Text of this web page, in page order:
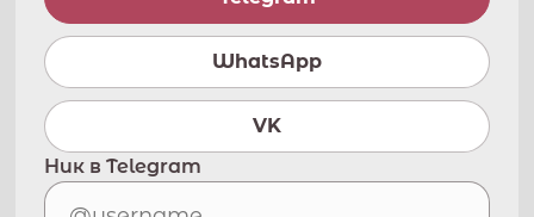
WhatsApp
VK
Ник в Telegram